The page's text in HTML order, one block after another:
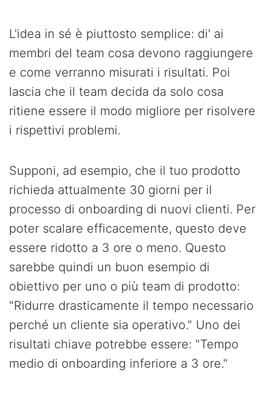
L'idea in sé è piuttosto semplice: di' ai
membri del team cosa devono raggiungere
e come verranno misurati i risultati. Poi
lascia che il team decida da solo cosa
ritiene essere il modo migliore per risolvere
i rispettivi problemi.
Supponi, ad esempio, che il tuo prodotto
richieda attualmente 30 giorni per il
processo di onboarding di nuovi clienti. Per
poter scalare efficacemente, questo deve
essere ridotto a 3 ore o meno. Questo
sarebbe quindi un buon esempio di
obiettivo per uno o più team di prodotto:
"Ridurre drasticamente il tempo necessario
perché un cliente sia operativo." Uno dei
risultati chiave potrebbe essere: "Tempo
medio di onboarding inferiore a 3 ore."